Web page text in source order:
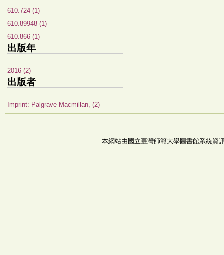
610.724 (1)
610.89948 (1)
610.866 (1)
出版年
2016 (2)
出版者
Imprint: Palgrave Macmillan, (2)
本網站由國立臺灣師範大學圖書館系統資